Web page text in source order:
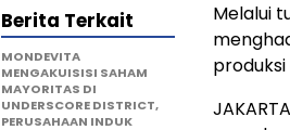
Melalui
Berita Terkait
MONDEVITA
MENGAKUISISI SAHAM
MAYORITAS DI
UNDERSCORE DISTRICT,
PERUSAHAAN INDUK